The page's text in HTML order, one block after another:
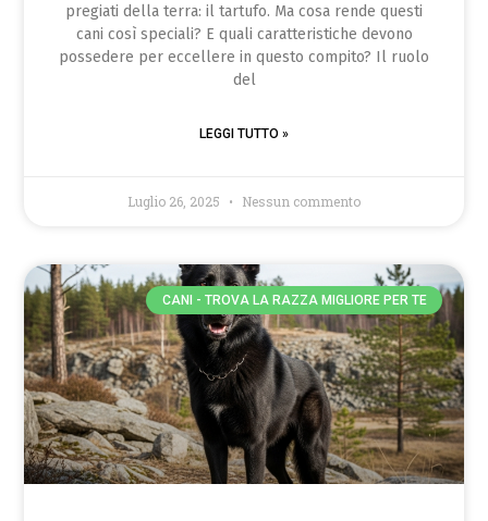
pregiati della terra: il tartufo. Ma cosa rende questi
cani così speciali? E quali caratteristiche devono
possedere per eccellere in questo compito? Il ruolo
del
LEGGI TUTTO »
Luglio 26, 2025 Nessun commento
CANI - TROVA LA RAZZA MIGLIORE PER TE